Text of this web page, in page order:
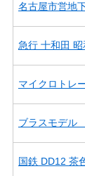
名古屋市営地
急行 十和田
マイクロトレ
ブラスモデル
国鉄 DD12 茶